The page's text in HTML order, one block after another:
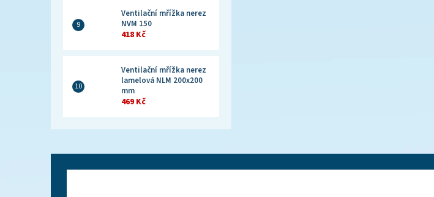
Ventilační mřížka nerez
NVM 150
418 Kč
Ventilační mřížka nerez
lamelová NLM 200x200
mm
469 Kč